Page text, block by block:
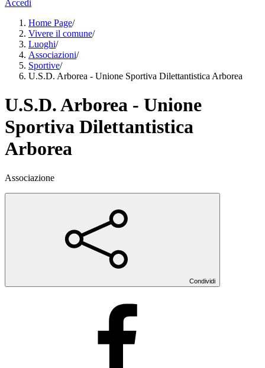
Accedi
Home Page/
Vivere il comune/
Luoghi/
Associazioni/
Sportive/
U.S.D. Arborea - Unione Sportiva Dilettantistica Arborea
U.S.D. Arborea - Unione
Sportiva Dilettantistica
Arborea
Associazione
Condividi